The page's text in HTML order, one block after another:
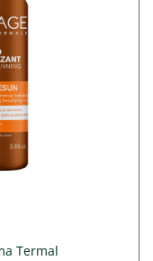
Termal